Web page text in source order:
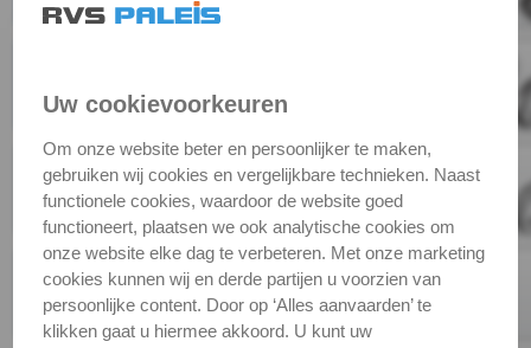
Bits
Kabel,
ketting,
toebeh.
Ketting
Uw cookievoorkeuren
Om onze website beter en persoonlijker te maken,
gebruiken wij cookies en vergelijkbare technieken. Naast
functionele cookies, waardoor de website goed
functioneert, plaatsen we ook analytische cookies om
onze website elke dag te verbeteren. Met onze marketing
cookies kunnen wij en derde partijen u voorzien van
persoonlijke content. Door op ‘Alles aanvaarden’ te
klikken gaat u hiermee akkoord. U kunt uw